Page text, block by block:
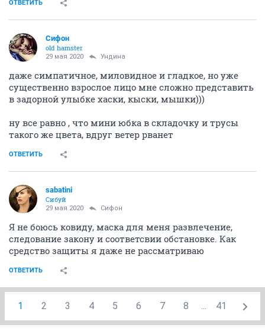
ОТВЕТИТЬ
Сифон
old hamster
29 мая 2020 Ундинa
даже симпатичное, миловидное и гладкое, но уже
существенно взрослое лицо мне сложно представить
в задорной улыбке хаски, кыски, мышки)))
ну все равно , что мини юбка в складочку и трусы
такого же цвета, вдруг ветер рванет
ОТВЕТИТЬ
sabatini
Сибуй
29 мая 2020 Сифон
Я не боюсь ковиду, маска для меня развлечение,
следование закону и соответсвии обстановке. Как
средство защиты я даже не рассматриваю
ОТВЕТИТЬ
1 2 3 4 5 6 7 8 ... 41